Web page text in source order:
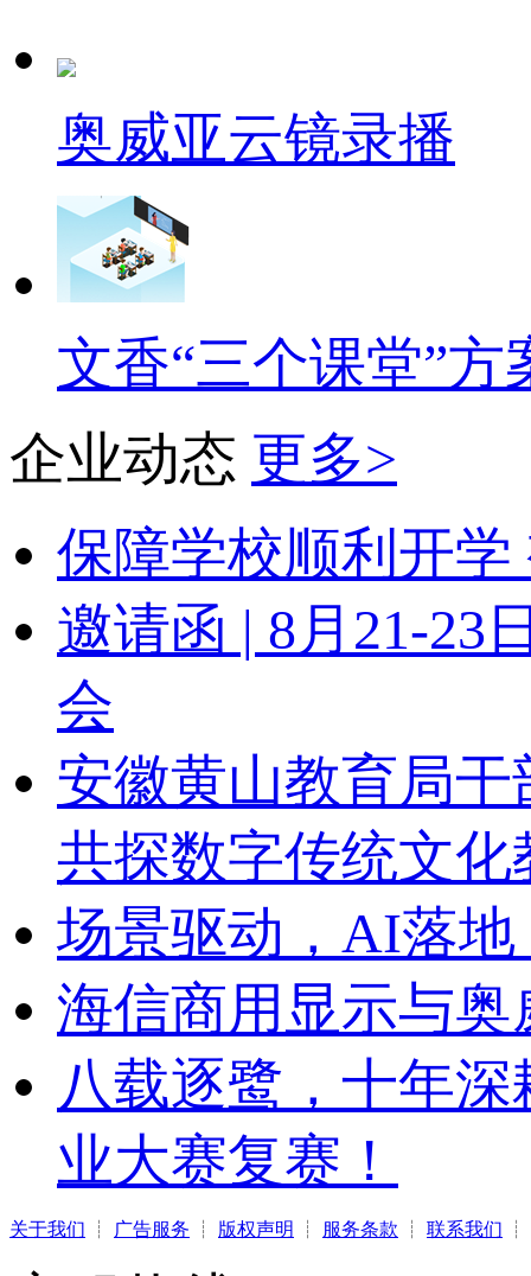
奥威亚云镜录播
文香“三个课堂”方
企业动态 更多>
保障学校顺利开
邀请函 | 8月21-23
会
安徽黄山教育局
共探数字传统文化
场景驱动，AI落
海信商用显示与
八载逐鹭，十年
业大赛复赛！
关于我们 ┊ 广告服务 ┊ 版权声明 ┊ 服务条款 ┊ 联系我们 ┊